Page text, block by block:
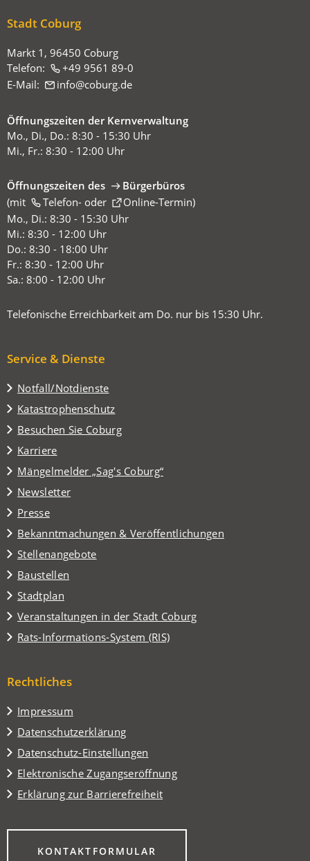
Stadt Coburg
Markt 1, 96450 Coburg
Telefon:
+49 9561 89-0
E-Mail:
info coburg de
Öffnungszeiten der Kernverwaltung
Mo., Di., Do.: 8:30 - 15:30 Uhr
Mi., Fr.: 8:30 - 12:00 Uhr
Öffnungszeiten des
Bürgerbüros
(mit
Telefon-oder Online-Termin
(Öffnet
in
einem
neuen
Tab)
)
Mo., Di.: 8:30 - 15:30 Uhr
Mi.: 8:30 - 12:00 Uhr
Do.: 8:30 - 18:00 Uhr
Fr.: 8:30 - 12:00 Uhr
Sa.: 8:00 - 12:00 Uhr
Telefonische Erreichbarkeit am Do. nur bis 15:30 Uhr.
Service & Dienste
Notfall/Notdienste
Katastrophenschutz
Besuchen Sie Coburg
(Öffnet
in
einem
neuen
Tab)
Karriere
Mängelmelder „Sag's Coburg“
(Öffnet
in
einem
neuen
Tab)
Newsletter
Presse
Bekanntmachungen & Veröffentlichungen
Stellenangebote
Baustellen
Stadtplan
(Öffnet
in
einem
neuen
Veranstaltungen in der Stadt Coburg
(Öffnet
in
einem
Tab)
Rats-Informations-System (RIS)
(Öffnet
neuen
Rechtliches
Impressum
Datenschutzerklärung
Datenschutz-Einstellungen
Elektronische Zugangseröffnung
Erklärung zur Barrierefreiheit
KONTAKTFORMULAR
(ÖFFNET